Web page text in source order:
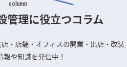
column
管理に役立つコラム
・店舗・オフィスの開業・出店・改装
報や知識を発信中！